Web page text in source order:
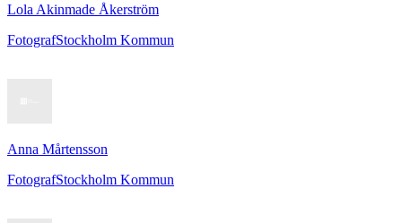
Lola Akinmade Åkerström
FotografStockholm Kommun
Anna Mårtensson
FotografStockholm Kommun